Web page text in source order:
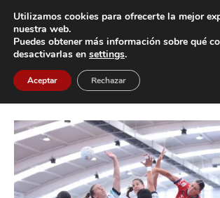
Inicio Etiquetas Conservas Orbe Rubensa Bm
Etiqueta: Conservas Orbe
Bm Porriño
Utilizamos cookies para ofrecerte la mejor
nuestra web.
Puedes obtener más información sobre qué
desactivarlas en settings.
Aceptar Rechazar